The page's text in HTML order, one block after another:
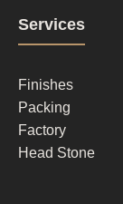
Footer
column
2
Services
Finishes
Packing
Factory
Head Stone